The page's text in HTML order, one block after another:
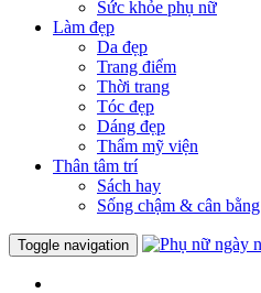
Sức khỏe phụ nữ
Làm đẹp
Da đẹp
Trang điểm
Thời trang
Tóc đẹp
Dáng đẹp
Thẩm mỹ viện
Thân tâm trí
Sách hay
Sống chậm & cân bằng
Toggle navigation